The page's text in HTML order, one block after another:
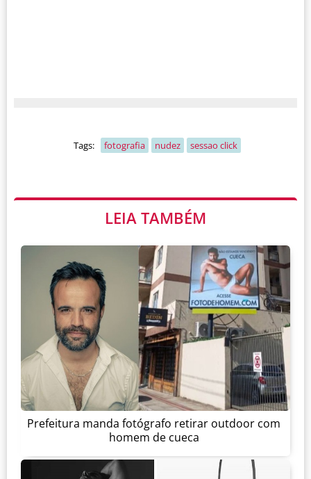
Tags: fotografia nudez sessao click
LEIA TAMBÉM
Prefeitura manda fotógrafo retirar outdoor com
homem de cueca